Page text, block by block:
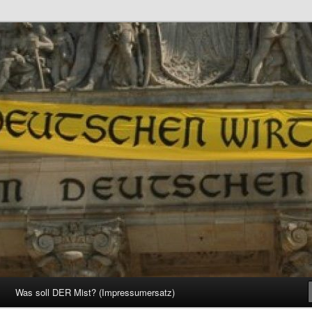
Was soll DER Mist? (Impressumersatz)